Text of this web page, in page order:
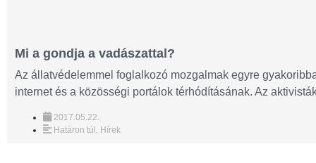
Mi a gondja a vadászattal?
Az állatvédelemmel foglalkozó mozgalmak egyre
internet és a közösségi portálok térhódításának. Az
2017.05.22.
Határon túl Hírek